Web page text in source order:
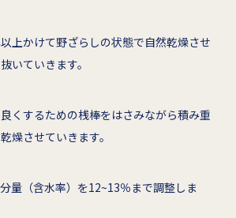
上かけて野ざらしの状態で自然乾燥させ
いていきます。
くするための桟棒をはさみながら積み重
燥させていきます。
量（含水率）を12~13％まで調整しま